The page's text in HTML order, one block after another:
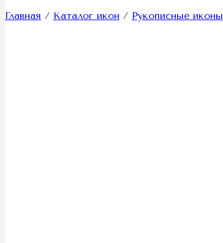
Главная / Каталог икон / Рукописные иконы